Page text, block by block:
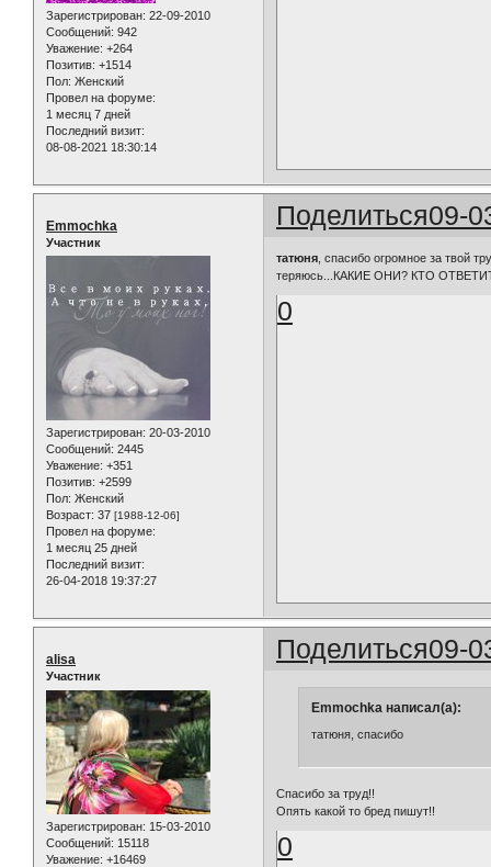
Зарегистрирован: 22-09-2010
Сообщений: 942
Уважение: +264
Позитив: +1514
Пол: Женский
Провел на форуме:
1 месяц 7 дней
Последний визит:
08-08-2021 18:30:14
Поделиться09-
Emmochka
Участник
Зарегистрирован: 20-03-2010
Сообщений: 2445
Уважение: +351
Позитив: +2599
Пол: Женский
Возраст: 37 [1988-12-06]
Провел на форуме:
1 месяц 25 дней
Последний визит:
26-04-2018 19:37:27
татюня , спасибо огромное за твой
теряюсь...КАКИЕ ОНИ? КТО
0
Поделиться09-
alisa
Участник
Зарегистрирован: 15-03-2010
Сообщений: 15118
Уважение: +16469
Emmochka написал(а):
татюня, спасибо
Спасибо за труд!!
Опять какой то бред пишут!!
0